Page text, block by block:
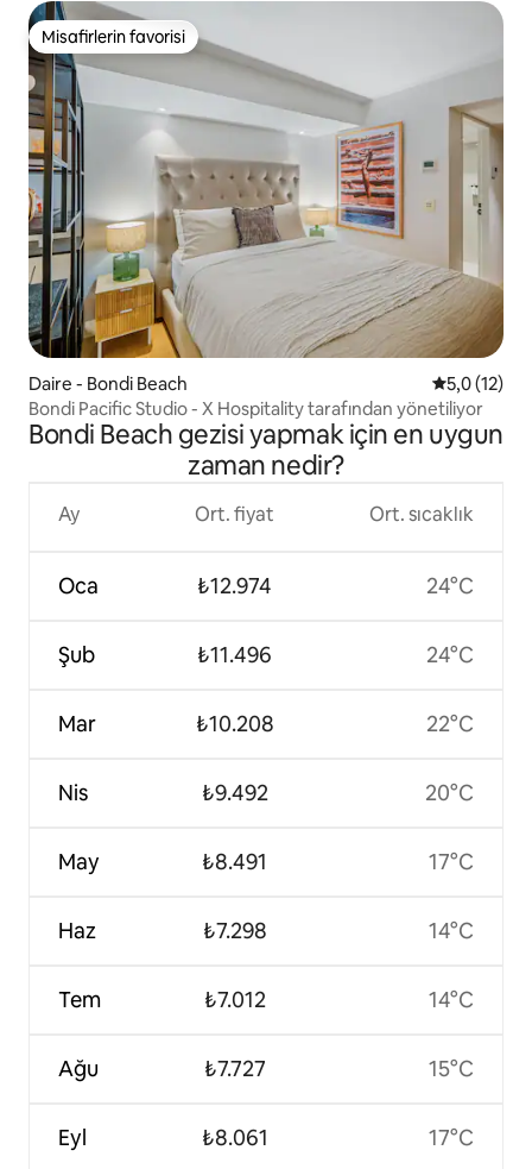
Misafirlerin favorisi
Misafirlerin favorisi
Daire - Bondi Beach 55,0 (12)
Bondi Pacific Studio - X Hospitality tarafından yönetiliyor
Bondi Beach gezisi yapmak için en uygun
zaman nedir?
Ay
Oca
Şub
Mar
Nis
May
Haz
Tem
Ağu
Eyl
Ort. fiyat
₺12.974
₺11.496
₺10.208
₺9.492
₺8.491
₺7.298
₺7.012
₺7.727
₺8.061
Ort. sıcaklık
24°C
24°C
22°C
20°C
17°C
14°C
14°C
15°C
17°C